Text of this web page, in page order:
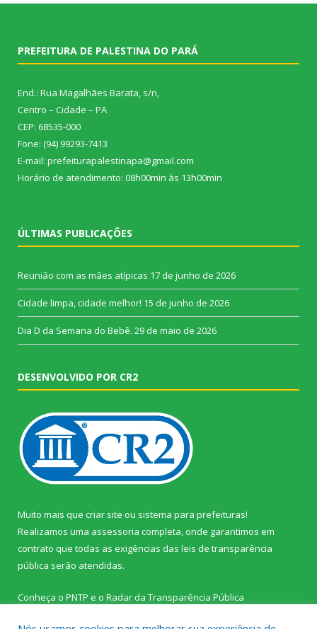
PREFEITURA DE PALESTINA DO PARÁ
End.: Rua Magalhães Barata, s/n,
Centro – Cidade – PA
CEP: 68535-000
Fone: (94) 99293-7413
E-mail: prefeiturapalestinapa@gmail.com
Horário de atendimento: 08h00min às 13h00min
ÚLTIMAS PUBLICAÇÕES
Reunião com as mães atípicas 17 de junho de 2026
Cidade limpa, cidade melhor! 15 de junho de 2026
Dia D da Semana do Bebê. 29 de maio de 2026
DESENVOLVIDO POR CR2
Muito mais que criar site ou sistema para prefeituras!
Realizamos uma assessoria completa, onde garantimos em
contrato que todas as exigências das leis de transparência
pública serão atendidas.
Conheça o PNTP e o Radar da Transparência Pública